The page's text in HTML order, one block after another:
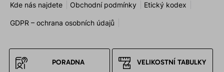
Kde nás najdete Obchodní podmínky Etický kodex
GDPR – ochrana osobních údajů
PORADNA VELIKOSTNÍ TABULKY